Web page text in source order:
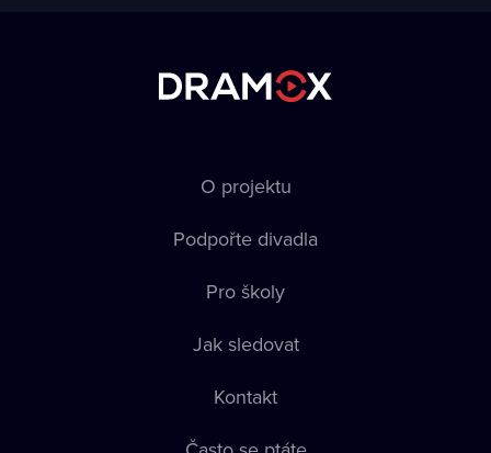
O projektu
Podpořte divadla
Pro školy
Jak sledovat
Kontakt